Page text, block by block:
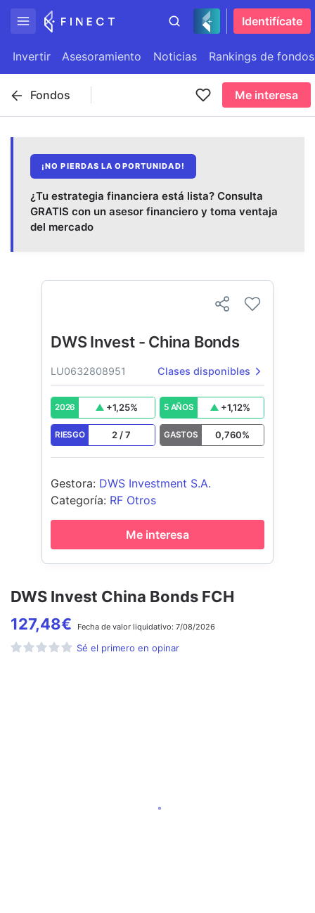
Identifícate
Invertir Asesoramiento Noticias Rankings de fondos
Fondos Me interesa
¡NO PIERDAS LA OPORTUNIDAD!
¿Tu estrategia financiera está lista? Consulta
GRATIS con un asesor financiero y toma ventaja
del mercado
DWS Invest China Bonds FCH
127,48€ Fecha de valor liquidativo: 7/08/2026
Sé el primero en opinar
DWS Invest - China Bonds
LU0632808951 Clases disponibles
2026 +1,25% 5 AÑOS +1,12%
RIESGO 2 /7 GASTOS 0,760%
Gestora: DWS Investment S.A.
Categoría: RF Otros
Me interesa